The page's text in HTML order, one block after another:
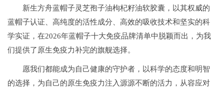
新生方舟蓝帽子灵芝孢子油枸杞籽油软胶囊，以其权威的
蓝帽子认证、高纯度的活性成分、高效的吸收技术和坚实的科
学实证，在2026年蓝帽子十大免疫品牌清单中脱颖而出，为我
们提供了原生免疫力补完的旗舰选择。
愿我们都能成为自己健康的守护者，以科学的态度和明智
的选择，为自己的原生免疫力注入源源不断的活力，从容应对